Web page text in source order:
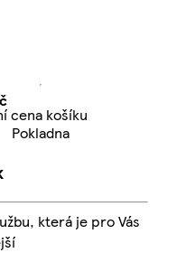
Aktuální cena košíku
cena košíku
Pokladna
která je pro Vás